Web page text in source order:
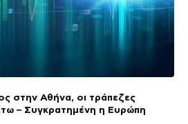
στην Αθήνα, οι τράπεζες
– Συγκρατημένη η Ευρώπη